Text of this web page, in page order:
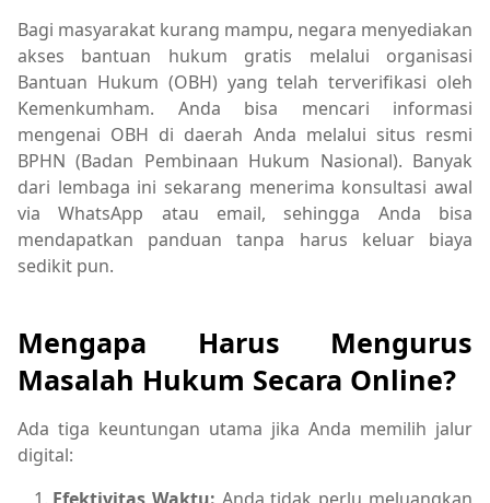
Bagi masyarakat kurang mampu, negara menyediakan
akses bantuan hukum gratis melalui organisasi
Bantuan Hukum (OBH) yang telah terverifikasi oleh
Kemenkumham. Anda bisa mencari informasi
mengenai OBH di daerah Anda melalui situs resmi
BPHN (Badan Pembinaan Hukum Nasional). Banyak
dari lembaga ini sekarang menerima konsultasi awal
via WhatsApp atau email, sehingga Anda bisa
mendapatkan panduan tanpa harus keluar biaya
sedikit pun.
Mengapa Harus Mengurus
Masalah Hukum Secara Online?
Ada tiga keuntungan utama jika Anda memilih jalur
digital: